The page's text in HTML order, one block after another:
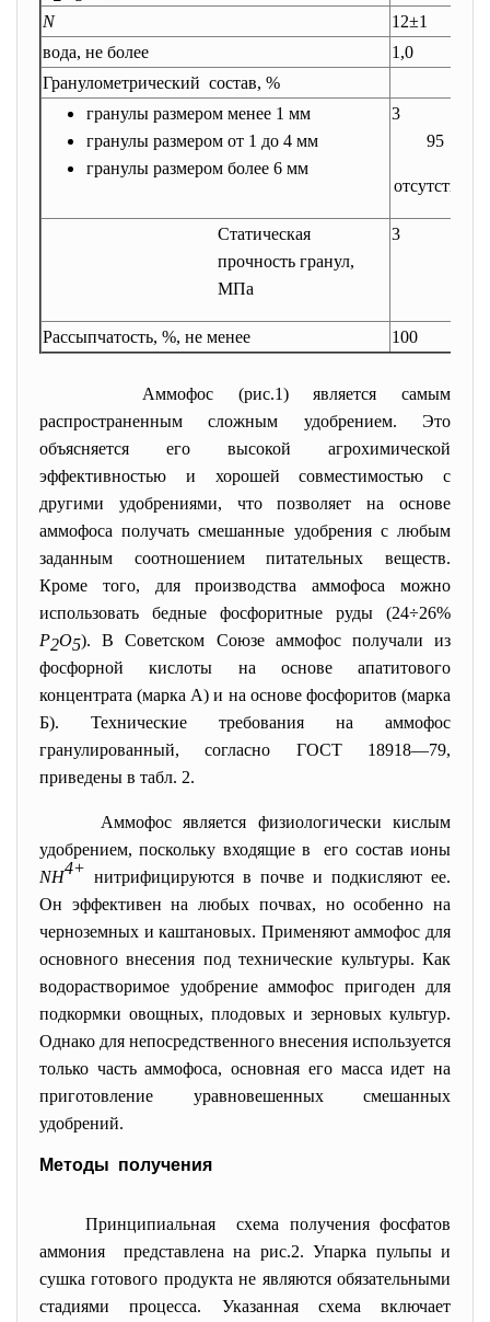
N
12±1
вода, не более
1,0
Гранулометрический состав, %
гранулы размером менее 1 мм
гранулы размером от 1 до 4 мм
гранулы размером более 6 мм
3
95
отсутствие
Статическая
прочность гранул,
МПа
3
Рассыпчатость, %, не менее 100
Аммофос (рис.1) является самым
распространенным сложным удобрением. Это
объясняется его высокой агрохимической
эффективностью и хорошей совместимостью с
другими удобрениями, что позволяет на основе
аммофоса получать смешанные удобрения с любым
заданным соотношением питательных веществ.
Кроме того, для производства аммофоса можно
использовать бедные фосфоритные руды (24÷26%
Р2О5). В Советском Союзе аммофос получали из
фосфорной кислоты на основе апатитового
концентрата (марка А) и на основе фосфоритов (марка
Б). Технические требования на аммофос
гранулированный, согласно ГОСТ 18918—79,
приведены в табл. 2.
Аммофос является физиологически кислым
удобрением, поскольку входящие в его состав ионы
NH4+ нитрифицируются в почве и подкисляют ее.
Он эффективен на любых почвах, но особенно на
черноземных и каштановых. Применяют аммофос для
основного внесения под технические культуры. Как
водорастворимое удобрение аммофос пригоден для
подкормки овощных, плодовых и зерновых культур.
Однако для непосредственного внесения используется
только часть аммофоса, основная его масса идет на
приготовление уравновешенных смешанных
удобрений.
Методы получения
Принципиальная схема получения фосфатов
аммония представлена на рис.2. Упарка пульпы и
сушка готового продукта не являются обязательными
стадиями процесса. Указанная схема включает